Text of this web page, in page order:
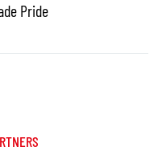
Pride